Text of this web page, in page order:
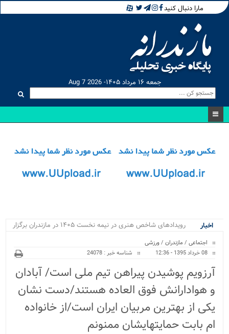
مارا دنبال کنید
جمعه ۱۶ مرداد ۱۴۰۵- Aug 7 2026
اخبار
رویدادهای شاخص هنری در نیمه نخست ۱۴۰۵ در مازندران برگزار
اجتماعی / مازندران /ورزشی
08 خرداد 1395 - 12:36
شناسه خبر : 24078
آرزویم پوشیدن پیراهن تیم ملی است/ آبادان
و هوادارانش فوق العاده هستند/دست نشان
یکی از بهترین مربیان ایران است/از خانواده
ام بابت حمایتهایشان ممنونم